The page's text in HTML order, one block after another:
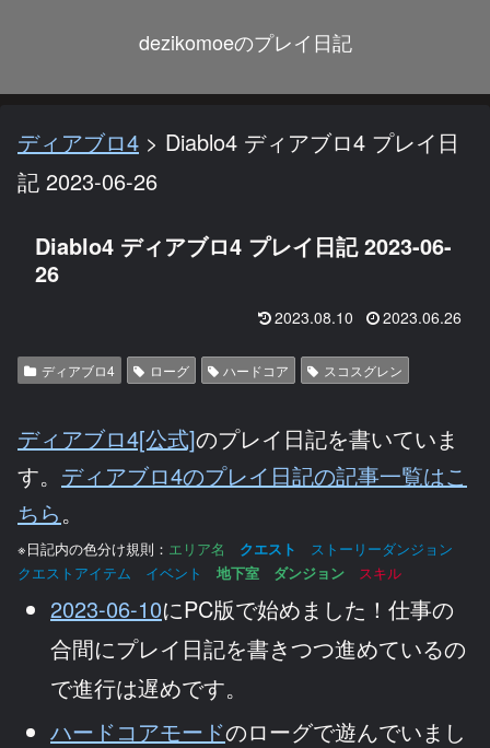
dezikomoeのプレイ日記
ディアブロ4 > Diablo4 ディアブロ4 プレイ日
記 2023-06-26
Diablo4 ディアブロ4 プレイ日記 2023-06-
26
2023.08.10 2023.06.26
ディアブロ4 ローグ ハードコア スコスグレン
ディアブロ4[公式]のプレイ日記を書いていま
す。 ディアブロ4のプレイ日記の記事一覧はこ
ちら。
※日記内の色分け規則： エリア名 クエスト
ストーリーダンジョン
クエストアイテム イベント
地下室 ダンジョン スキル
2023-06-10にPC版で始めました！仕事の
合間にプレイ日記を書きつつ進めているの
で進行は遅めです。
ハードコアモードのローグで遊んでいまし